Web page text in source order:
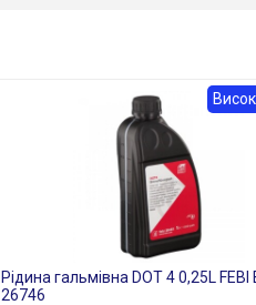
Рідина гальмівна DOT 4 0,25L FEBI
26746